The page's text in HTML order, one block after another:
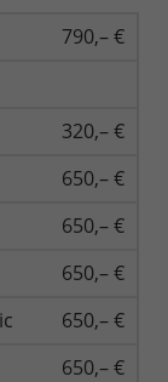
790,– €
320,– €
650,– €
650,– €
650,– €
650,– €
650,– €